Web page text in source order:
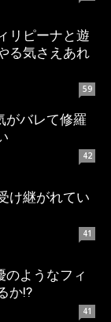
リピーナと遊
る気さえあれ
59
がバレて修羅
42
け継がれてい
41
のようなフィ
か!?
41